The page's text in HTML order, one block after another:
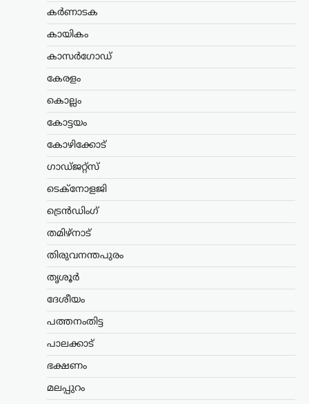
കർണാടക
കായികം
കാസർഗോഡ്
കേരളം
കൊല്ലം
കോട്ടയം
കോഴിക്കോട്
ഗാഡ്ജറ്റ്സ്
ടെക്നോളജി
ട്രെൻഡിംഗ്
തമിഴ്നാട്
തിരുവനന്തപുരം
തൃശൂർ
ദേശീയം
പത്തനംതിട്ട
പാലക്കാട്
ഭക്ഷണം
മലപ്പുറം
ഏറ്റവും വലിയ പാപം
ചെയ്തിരിക്കുന്നത്
ബിജെപി: അഖിലേഷ്
പിഡിഎ (പിന്നാക്കവർ, ദളിതർ,
ഭയപ്പെടുന്നുവെന്ന് സമാജ്‌വാദി പാർട്ടി
അധ്യക്ഷൻ അഖിലേഷ് യാദവ്
ആരോപിച്ചു. പിഡിഎയുടെ ശക്തി
വർധിച്ചതോടെയാണ് അതിനെ
അപകീർത്തിപ്പെടുത്താൻ ബിജെപി
പുതിയ…
മെഹബൂബ മുഫ്തി
ത്രിവർണ്ണ പതാക
തലകീഴായി പിടിച്ചു;
ഗിരിരാജ് സിംഗ്
ജമ്മു കശ്മീരിന്റെ മുൻ മുഖ്യമന്ത്രിയും